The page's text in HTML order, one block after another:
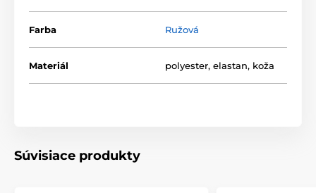
Farba Ružová
Materiál polyester, elastan, koža
Súvisiace produkty